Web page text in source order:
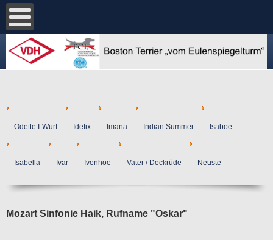
Odette I-Wurf Idefix Imana Indian Summer Isaboe
Isabella Ivar Ivenhoe Vater / Deckrüde Neuste
Mozart Sinfonie Haik, Rufname "Oskar"